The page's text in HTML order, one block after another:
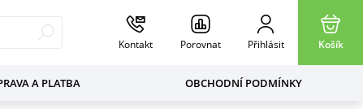
Kontakt Porovnat Přihlásit Košík
A PLATBA OBCHODNÍ PODMÍNKY